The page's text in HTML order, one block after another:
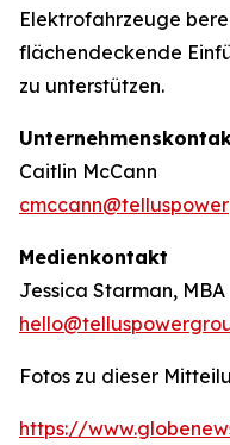
Elektrofahrzeuge
flächendeckende
zu unterstützen.
Caitlin McCann
Medienkontakt
Jessica Starman, MBA
Fotos zu dieser
https://